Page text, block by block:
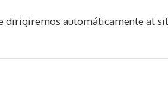
dirigiremos automáticamente al